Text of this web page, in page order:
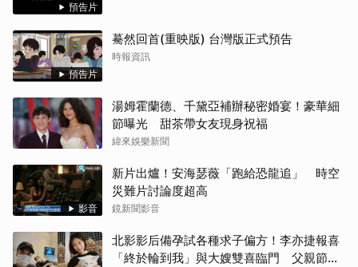
預告片
預告片
驀然回首(重映版) 台灣版正式預告
時報資訊
湯姆霍蘭德、千黛亞補辦秘密婚宴！豪華細
節曝光 甜茶帶女友現身祝福
緯來娛樂新聞
影音
新片出爐！安海瑟薇「跑給恐龍追」 時空
災難片討論度超高
鏡新聞影音
北影影后備孕試各種求子偏方！李亦捷報喜
「終於輪到我」與大嫂雙喜臨門 父親節喊